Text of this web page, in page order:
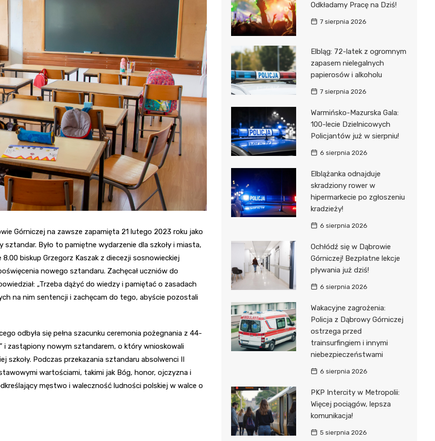
Księgarnia
Górniczej na zawsze zapamięta 21 lutego 2023 roku jako
Było to pamiętne wydarzenie dla szkoły i miasta,
biskup Grzegorz Kaszak z diecezji sosnowieckiej
nowego sztandaru. Zachęcał uczniów do
„Trzeba dążyć do wiedzy i pamiętać o zasadach
na nim sentencji i zachęcam do tego, abyście pozostali
odbyła się pełna szacunku ceremonia pożegnania z 44-
i zastąpiony nowym sztandarem, o który wnioskowali
szkoły. Podczas przekazania sztandaru absolwenci II
wartościami, takimi jak Bóg, honor, ojczyzna i
męstwo i waleczność ludności polskiej w walce o
Odkładamy Pracę na Dziś!
7 sierpnia 2026
Elbląg: 72-latek z ogromnym
zapasem nielegalnych
papierosów i alkoholu
7 sierpnia 2026
Warmińsko-Mazurska Gala:
100-lecie Dzielnicowych
Policjantów już w sierpniu!
6 sierpnia 2026
Elblążanka odnajduje
skradziony rower w
hipermarkecie po zgłoszeniu
kradzieży!
6 sierpnia 2026
Ochłódź się w Dąbrowie
Górniczej! Bezpłatne lekcje
pływania już dziś!
6 sierpnia 2026
Wakacyjne zagrożenia:
Policja z Dąbrowy Górniczej
ostrzega przed
trainsurfingiem i innymi
niebezpieczeństwami
6 sierpnia 2026
PKP Intercity w Metropolii:
Więcej pociągów, lepsza
komunikacja!
5 sierpnia 2026